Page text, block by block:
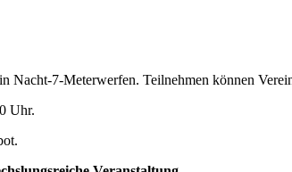
7-Meterwerfen. Teilnehmen können
Uhr.